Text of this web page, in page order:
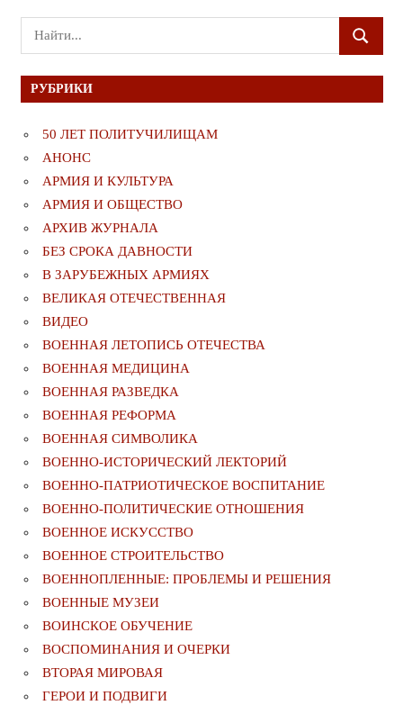
Поиск
для:
ПОИСК
РУБРИКИ
50 ЛЕТ ПОЛИТУЧИЛИЩАМ
АНОНС
АРМИЯ И КУЛЬТУРА
АРМИЯ И ОБЩЕСТВО
АРХИВ ЖУРНАЛА
БЕЗ СРОКА ДАВНОСТИ
В ЗАРУБЕЖНЫХ АРМИЯХ
ВЕЛИКАЯ ОТЕЧЕСТВЕННАЯ
ВИДЕО
ВОЕННАЯ ЛЕТОПИСЬ ОТЕЧЕСТВА
ВОЕННАЯ МЕДИЦИНА
ВОЕННАЯ РАЗВЕДКА
ВОЕННАЯ РЕФОРМА
ВОЕННАЯ СИМВОЛИКА
ВОЕННО-ИСТОРИЧЕСКИЙ ЛЕКТОРИЙ
ВОЕННО-ПАТРИОТИЧЕСКОЕ ВОСПИТАНИЕ
ВОЕННО-ПОЛИТИЧЕСКИE ОТНОШЕНИЯ
ВОЕННОЕ ИСКУССТВО
ВОЕННОЕ СТРОИТЕЛЬСТВО
ВОЕННОПЛЕННЫЕ: ПРОБЛЕМЫ И РЕШЕНИЯ
ВОЕННЫЕ МУЗЕИ
ВОИНСКОЕ ОБУЧЕНИЕ
ВОСПОМИНАНИЯ И ОЧЕРКИ
ВТОРАЯ МИРОВАЯ
ГЕРОИ И ПОДВИГИ